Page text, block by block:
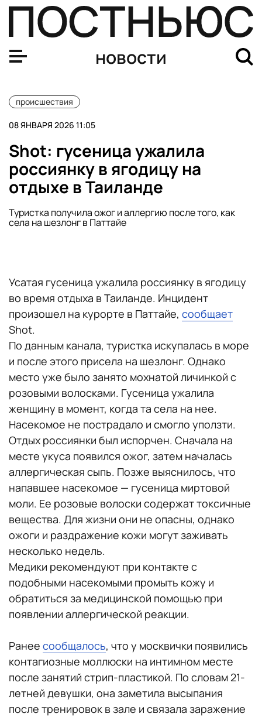
новости
происшествия
08 ЯНВАРЯ 2026 11:05
Shot: гусеница ужалила
россиянку в ягодицу на
отдыхе в Таиланде
Туристка получила ожог и аллергию после того, как
села на шезлонг в Паттайе
Усатая гусеница ужалила россиянку в ягодицу
во время отдыха в Таиланде. Инцидент
произошел на курорте в Паттайе, сообщает
Shot.
По данным канала, туристка искупалась в море
и после этого присела на шезлонг. Однако
место уже было занято мохнатой личинкой с
розовыми волосками. Гусеница ужалила
женщину в момент, когда та села на нее.
Насекомое не пострадало и смогло уползти.
Отдых россиянки был испорчен. Сначала на
месте укуса появился ожог, затем началась
аллергическая сыпь. Позже выяснилось, что
напавшее насекомое — гусеница миртовой
моли. Ее розовые волоски содержат токсичные
вещества. Для жизни они не опасны, однако
ожоги и раздражение кожи могут заживать
несколько недель.
Медики рекомендуют при контакте с
подобными насекомыми промыть кожу и
обратиться за медицинской помощью при
появлении аллергической реакции.
Ранее сообщалось, что у москвички появились
контагиозные моллюски на интимном месте
после занятий стрип-пластикой. По словам 21-
летней девушки, она заметила высыпания
после тренировок в зале и связала заражение
Роспотребнадзор начал проверку после массового